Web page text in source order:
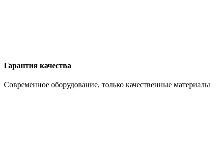
Гарантия качества
Современное оборудование, только качественные материалы